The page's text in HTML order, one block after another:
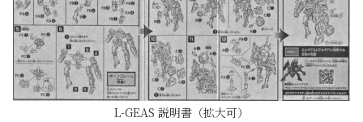
L-GEAS 説明書（拡大可）